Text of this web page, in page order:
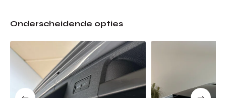
Onderscheidende opties